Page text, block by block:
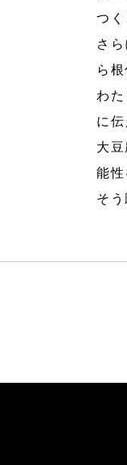
つく
さ
ら
わ
に
大
能性
そ